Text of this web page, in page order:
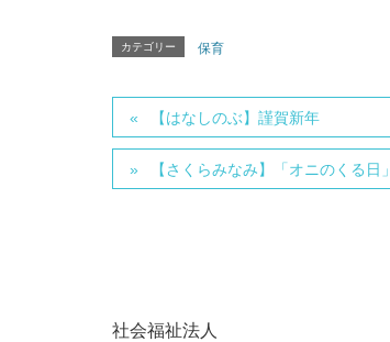
カテゴリー 保育
【はなしのぶ】謹賀新年
【さくらみなみ】「オニのくる日」
社会福祉法人